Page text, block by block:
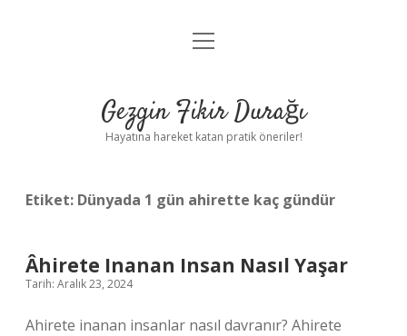
Anasayfa
Yasal Uyarı
menüyü
Gezgin Fikir Durağı
Hayatına hareket katan pratik öneriler!
Etiket: Dünyada 1 gün ahirette kaç gündür
Âhirete Inanan Insan Nasıl Yaşar
Tarih: Aralık 23, 2024
Ahirete inanan insanlar nasıl davranır? Ahirete